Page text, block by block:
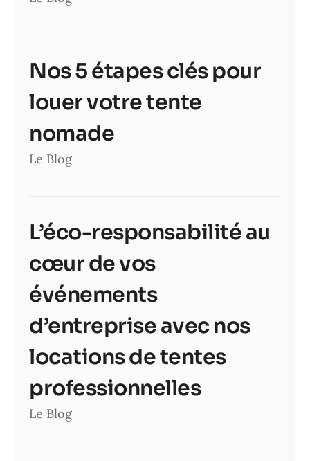
Nos 5 étapes clés pour
louer votre tente
nomade
Le Blog
L’éco-responsabilité au
cœur de vos
événements
d’entreprise avec nos
locations de tentes
professionnelles
Le Blog